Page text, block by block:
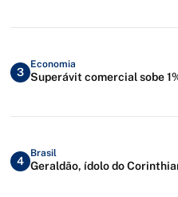
3
Economia
Superávit comercial sobe
4
Brasil
Geraldão, ídolo do